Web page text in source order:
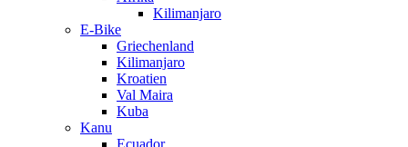
Kilimanjaro
E-Bike
Griechenland
Kilimanjaro
Kroatien
Val Maira
Kuba
Kanu
Ecuador